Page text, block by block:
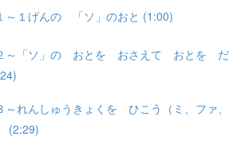
～１げんの 「ソ」のおと (1:00)
～「ソ」の おとを おさえて おとを だ
～れんしゅうきょくを ひこう（ミ、ファ、
(2:29)